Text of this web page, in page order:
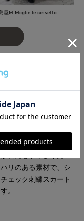
屋M Maglie le cassetto
太番手糸で大胆なメ
を使用。袖口にはス
こだわった華やかな
リのある素材で、シ
ェック刺繍スカート
。